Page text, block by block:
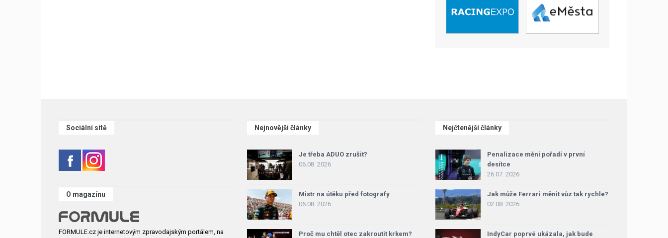
Sociální sítě
O magazínu
FORMULE.cz je internetovým zpravodajským portálem, na
Nejnovější články
Je třeba ADUO zrušit?
06.08. 2026
Mistr na útěku před fotografy
06.08. 2026
Proč mu chtěl otec zakroutit krkem?
Nejčtenější články
Penalizace mění pořadí v první
desítce
26.07. 2026
Jak může Ferrari měnit vůz tak rychle?
02.08. 2026
IndyCar poprvé ukázala, jak bude